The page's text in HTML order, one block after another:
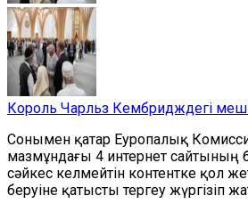
Король Чарльз Кембридждегі
Сонымен қатар Еуропалық
мазмұндағы 4 интернет сайтының
сәйкес келмейтін контентке қол
беруіне қатысты тергеу жүргізіп